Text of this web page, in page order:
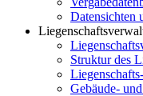
Datensichten
Struktur des
Gebäude-